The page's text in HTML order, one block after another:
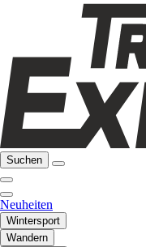
Suchen
Neuheiten
Wintersport
Wandern